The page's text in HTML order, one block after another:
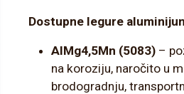
Dostupne legure
AlMg4,5Mn (5083) –
na koroziju, naročito u
brodogradnju,